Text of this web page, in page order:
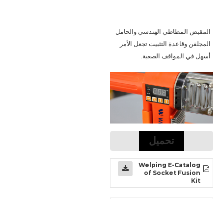
أسهل في المواقف الصعبة.
تحميل
Welping E-Catalog
of Socket Fusion
Kit